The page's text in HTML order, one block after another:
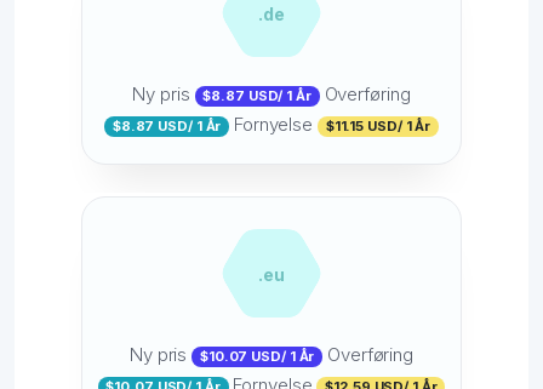
.de
Ny pris $8.87 USD/ 1 År Overføring
$8.87 USD/ 1 År Fornyelse $11.15 USD/ 1 År
.eu
Ny pris $10.07 USD/ 1 År Overføring